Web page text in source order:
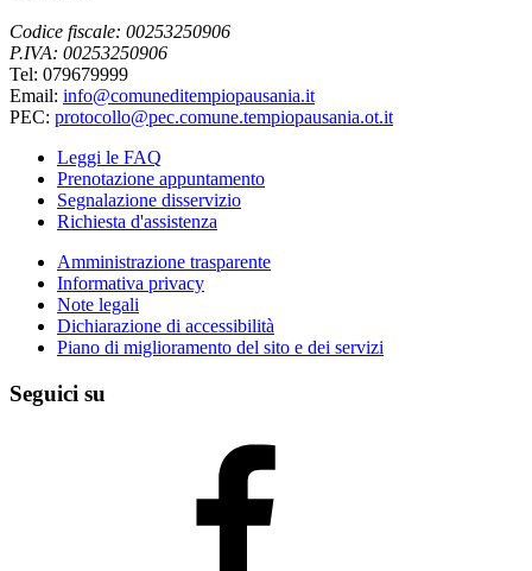
Codice fiscale: 00253250906
P.IVA: 00253250906
Tel: 079679999
Email: info@comuneditempiopausania.it
PEC: protocollo@pec.comune.tempiopausania.ot.it
Leggi le FAQ
Prenotazione appuntamento
Segnalazione disservizio
Richiesta d'assistenza
Amministrazione trasparente
Informativa privacy
Note legali
Dichiarazione di accessibilità
Piano di miglioramento del sito e dei servizi
Seguici su